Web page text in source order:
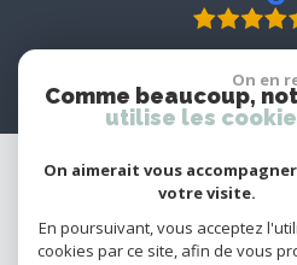
© 2026 | Tous droits réservés |
Plan du site -Mentions légales-Nos
On en
Comme beaucoup,
utilise les
On aimerait vous
votre visite.
En poursuivant, vous acceptez
cookies par ce site, afin de vous